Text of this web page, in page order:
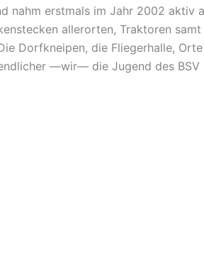
nahm erstmals im Jahr 2002 aktiv
allerorten, Traktoren
Dorfkneipen, die Fliegerhalle,
—wir— die Jugend des BSV